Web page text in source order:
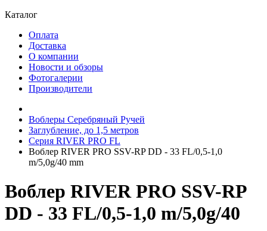
Каталог
Оплата
Доставка
О компании
Новости и обзоры
Фотогалерии
Производители
Воблеры Серебряный Ручей
Заглубление, до 1,5 метров
Серия RIVER PRO FL
Воблер RIVER PRO SSV-RP DD - 33 FL/0,5-1,0
m/5,0g/40 mm
Воблер RIVER PRO SSV-RP
DD - 33 FL/0,5-1,0 m/5,0g/40